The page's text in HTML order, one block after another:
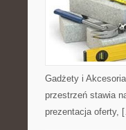
Gadżety i
przestrzeń stawia
prezentacja oferty,